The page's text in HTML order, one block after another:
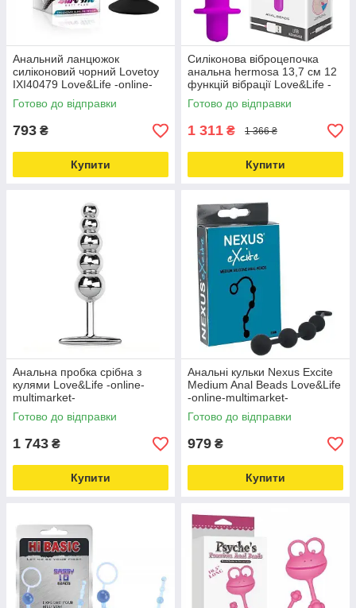
Анальний ланцюжок
силіконовий чорний Lovetoy
IXI40479 Love&Life -online-
multimarket-
Готово до відправки
793 ₴
Купити
Силіконова віброцепочка
анальна hermosa 13,7 см 12
функцій вібрації Love&Life -
online-multimarket-
Готово до відправки
1 311 ₴ 1 366 ₴
Купити
Анальна пробка срібна з
кулями Love&Life -online-
multimarket-
Готово до відправки
1 743 ₴
Купити
Анальні кульки Nexus Excite
Medium Anal Beads Love&Life
-online-multimarket-
Готово до відправки
979 ₴
Купити